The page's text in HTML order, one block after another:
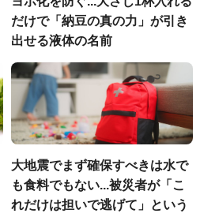
だけで「納豆の真の力」が引き
出せる液体の名前
大地震でまず確保すべきは水で
も食料でもない...被災者が「こ
れだけは担いで逃げて」という